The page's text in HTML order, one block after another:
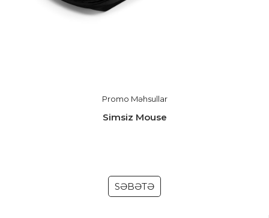
Promo Məhsullar
Simsiz Mouse
SƏBƏTƏ